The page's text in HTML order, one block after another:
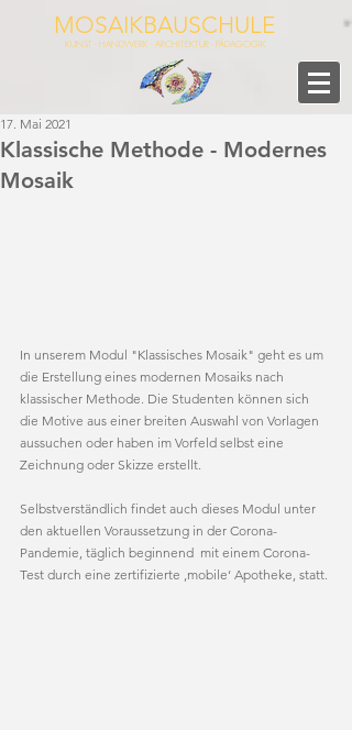
MOSAIKBAUSCHULE
KUNST - HANDWERK - ARCHITEKTUR - PÄDAGOGIK
Klassische Methode - Modernes
Mosaik
17. Mai 2021
In unserem Modul "Klassisches Mosaik" geht es um
die Erstellung eines modernen Mosaiks nach
klassischer Methode. Die Studenten können sich
die Motive aus einer breiten Auswahl von Vorlagen
aussuchen oder haben im Vorfeld selbst eine
Zeichnung oder Skizze erstellt.
Selbstverständlich findet auch dieses Modul unter
den aktuellen Voraussetzung in der Corona-
Pandemie, täglich beginnend  mit einem Corona-
Test durch eine zertifizierte ‚mobile‘ Apotheke, statt.